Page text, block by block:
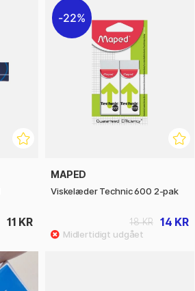
11 KR
22%
MAPED
Viskelæder Technic 600 2-pak
14 KR
18 KR